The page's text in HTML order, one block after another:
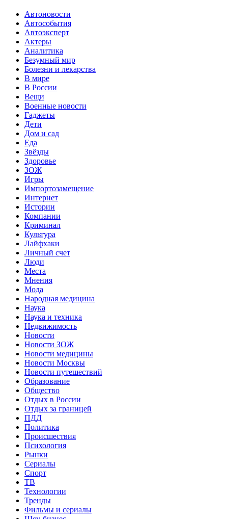
Автоновости
Автособытия
Автоэксперт
Актеры
Аналитика
Безумный мир
Болезни и лекарства
В мире
В России
Вещи
Военные новости
Гаджеты
Дети
Дом и сад
Еда
Звёзды
Здоровье
ЗОЖ
Игры
Импортозамещение
Интернет
Истории
Компании
Криминал
Культура
Лайфхаки
Личный счет
Люди
Места
Мнения
Мода
Народная медицина
Наука
Наука и техника
Недвижимость
Новости
Новости ЗОЖ
Новости медицины
Новости Москвы
Новости путешествий
Образование
Общество
Отдых в России
Отдых за границей
ПДД
Политика
Происшествия
Психология
Рынки
Сериалы
Спорт
ТВ
Технологии
Тренды
Фильмы и сериалы